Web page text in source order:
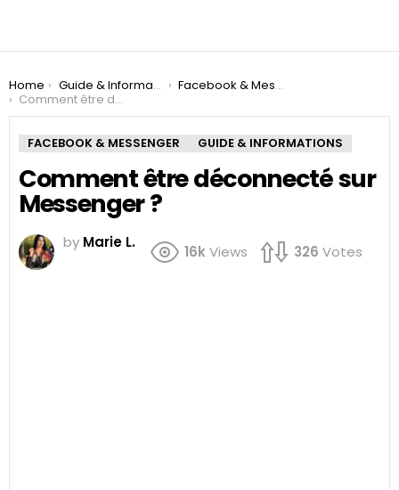
You are here:
Home Guide & Informations
Facebook & Messenger
Comment être déconnecté sur Messenger ?
FACEBOOK & MESSENGER GUIDE & INFORMATIONS
Comment être déconnecté sur
Messenger ?
by Marie L.
16kViews 326 Votes